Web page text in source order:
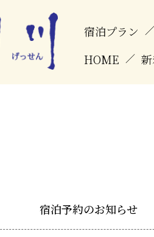
宿泊プラン ／
HOME ／
宿泊予約のお知らせ